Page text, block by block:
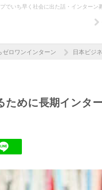
でいち早く社会に出た話・インターン
ロワンインターン 日本ビジ
ために長期インタ